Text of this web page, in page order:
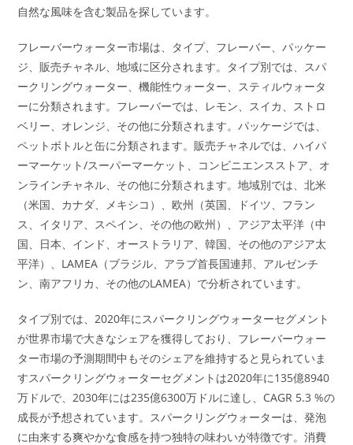
自然な風味を含む製品を探しています。
フレーバーウォーター市場は、タイプ、フレーバー、パッケー
ジ、販売チャネル、地域に区分されます。タイプ別では、スパ
ークリングウォーター、機能性ウォーター、スティルウォータ
ーに分類されます。フレーバーでは、レモン、スイカ、ストロ
ベリー、オレンジ、その他に分類されます。パッケージでは、
ペットボトルと缶に分類されます。販売チャネルでは、ハイパ
ーマーケット/スーパーマーケット、コンビニエンスストア、オ
ンラインチャネル、その他に分類されます。地域別では、北米
（米国、カナダ、メキシコ）、欧州（英国、ドイツ、フラン
ス、イタリア、スペイン、その他の欧州）、アジア太平洋（中
国、日本、インド、オーストラリア、韓国、その他のアジア太
平洋）、LAMEA（ブラジル、アラブ首長国連邦、アルゼンチ
ン、南アフリカ、その他のLAMEA）で分析されています。
タイプ別では、2020年にスパークリングウォーターセグメント
が世界市場で大きなシェアを獲得しており、フレーバーウォー
ター市場の予測期間中もそのシェアを維持すると見られていま
すスパークリングウォーターセグメントは2020年に135億8940
万ドルで、2030年には235億6300万ドルに達し、CAGR 5.3 %の
成長が予想されています。スパークリングウォーターは、発泡
に由来する爽やかな食感を持つ独特の味わいが特徴です。消費